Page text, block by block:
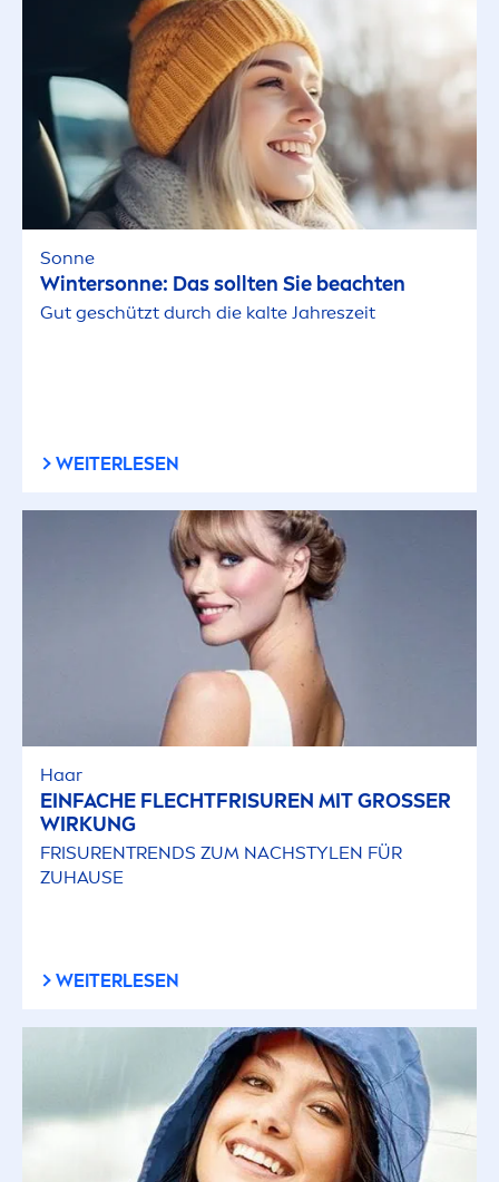
Sonne
Wintersonne: Das sollten Sie beachten
Gut geschützt durch die kalte Jahreszeit
WEITERLESEN
Haar
EINFACHE FLECHTFRISUREN MIT GROSSER
WIRKUNG
FRISURENTRENDS ZUM NACHSTYLEN FÜR
ZUHAUSE
WEITERLESEN